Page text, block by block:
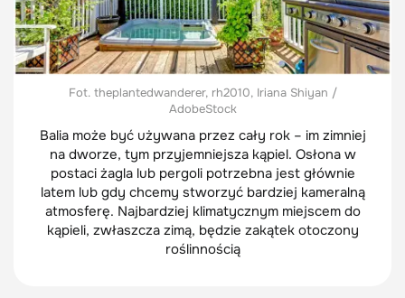
Fot. theplantedwanderer, rh2010, Iriana Shiyan /
AdobeStock
Balia może być używana przez cały rok – im zimniej
na dworze, tym przyjemniejsza kąpiel. Osłona w
postaci żagla lub pergoli potrzebna jest głównie
latem lub gdy chcemy stworzyć bardziej kameralną
atmosferę. Najbardziej klimatycznym miejscem do
kąpieli, zwłaszcza zimą, będzie zakątek otoczony
roślinnością